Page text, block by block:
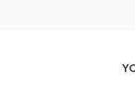
rencontrer, tous